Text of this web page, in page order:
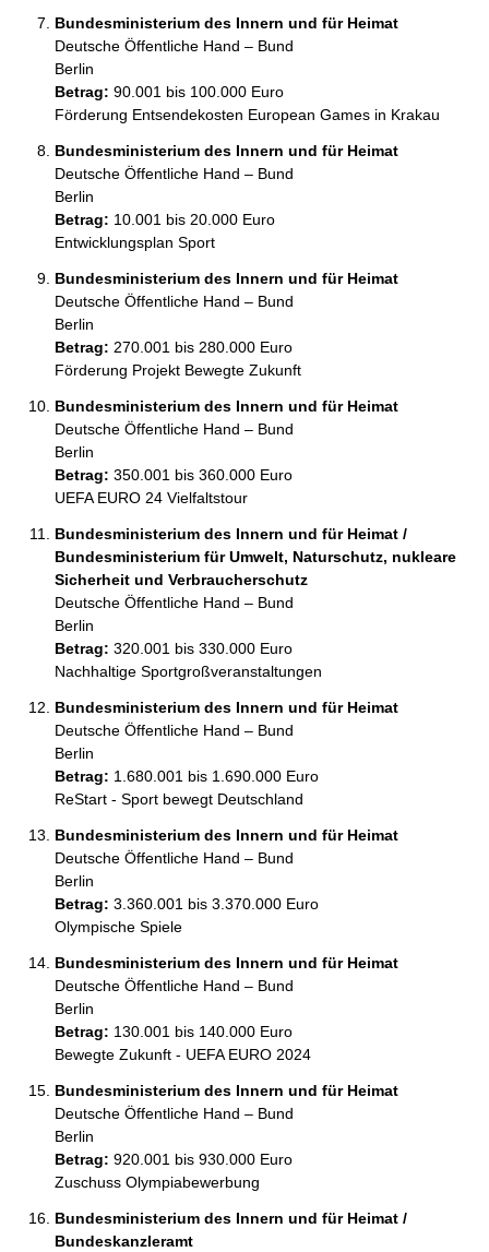
Bundesministerium des Innern und für Heimat
Deutsche Öffentliche Hand – Bund
Berlin
Betrag: 90.001 bis 100.000 Euro
Förderung Entsendekosten European Games in Krakau
Bundesministerium des Innern und für Heimat
Deutsche Öffentliche Hand – Bund
Berlin
Betrag: 10.001 bis 20.000 Euro
Entwicklungsplan Sport
Bundesministerium des Innern und für Heimat
Deutsche Öffentliche Hand – Bund
Berlin
Betrag: 270.001 bis 280.000 Euro
Förderung Projekt Bewegte Zukunft
Bundesministerium des Innern und für Heimat
Deutsche Öffentliche Hand – Bund
Berlin
Betrag: 350.001 bis 360.000 Euro
UEFA EURO 24 Vielfaltstour
Bundesministerium des Innern und für Heimat /
Bundesministerium für Umwelt, Naturschutz, nukleare
Sicherheit und Verbraucherschutz
Deutsche Öffentliche Hand – Bund
Berlin
Betrag: 320.001 bis 330.000 Euro
Nachhaltige Sportgroßveranstaltungen
Bundesministerium des Innern und für Heimat
Deutsche Öffentliche Hand – Bund
Berlin
Betrag: 1.680.001 bis 1.690.000 Euro
ReStart - Sport bewegt Deutschland
Bundesministerium des Innern und für Heimat
Deutsche Öffentliche Hand – Bund
Berlin
Betrag: 3.360.001 bis 3.370.000 Euro
Olympische Spiele
Bundesministerium des Innern und für Heimat
Deutsche Öffentliche Hand – Bund
Berlin
Betrag: 130.001 bis 140.000 Euro
Bewegte Zukunft - UEFA EURO 2024
Bundesministerium des Innern und für Heimat
Deutsche Öffentliche Hand – Bund
Berlin
Betrag: 920.001 bis 930.000 Euro
Zuschuss Olympiabewerbung
Bundesministerium des Innern und für Heimat /
Bundeskanzleramt